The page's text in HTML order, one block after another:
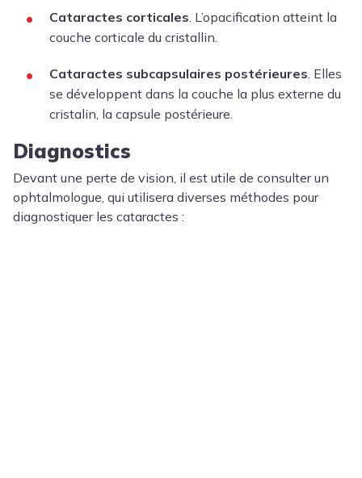
Cataractes corticales. L’opacification atteint la
couche corticale du cristallin.
Cataractes subcapsulaires postérieures. Elles
se développent dans la couche la plus externe du
cristalin, la capsule postérieure.
Diagnostics
Devant une perte de vision, il est utile de consulter un
ophtalmologue, qui utilisera diverses méthodes pour
diagnostiquer les cataractes :